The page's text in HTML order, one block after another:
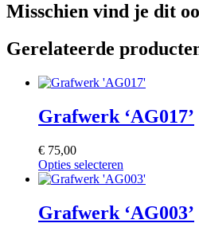
Misschien vind je dit
Gerelateerde
Grafwerk ‘AG017’
€ 75,00
Opties selecteren
Dit
heeft
meerdere
Grafwerk ‘AG003’